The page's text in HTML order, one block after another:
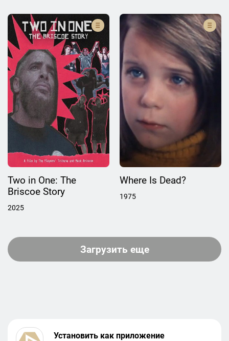
Two in One: The
Briscoe Story
2025
Where Is Dead?
1975
Загрузить еще
Установить как приложение